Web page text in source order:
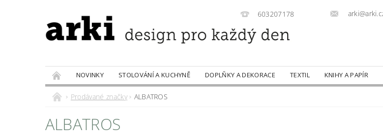
603207178
NOVINKY STOLOVÁNÍ A KUCHYNĚ DOPLŇKY A DEKORACE TEXTIL KNIHY A PAPÍR
PRODÁVANÉ ZNAČKY
DOBROTY
Prodávané značky ALBATROS
ALBATROS